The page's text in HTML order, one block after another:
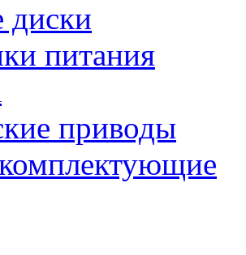
диски
питания
приводы